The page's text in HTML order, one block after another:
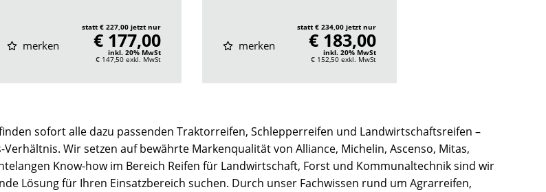
merken
statt € 227,00 jetzt nur
€ 177,00
inkl. 20% MwSt
€ 147,50 exkl. MwSt
merken
statt € 234,00 jetzt nur
€ 183,00
inkl. 20% MwSt
€ 152,50exkl. MwSt
sofort alle dazu passenden Traktorreifen, Schlepperreifen und Landwirtschaftsreifen –
Wir setzen auf bewährte Markenqualität von Alliance, Michelin, Ascenso, Mitas,
Know-how im Bereich Reifen für Landwirtschaft, Forst und Kommunaltechnik sind wir
Lösung für Ihren Einsatzbereich suchen. Durch unser Fachwissen rund um Agrarreifen,